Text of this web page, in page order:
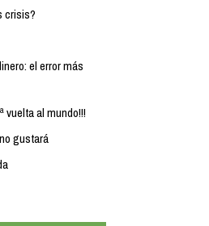
crisis?
el error más
vuelta al mundo!!!
gustará